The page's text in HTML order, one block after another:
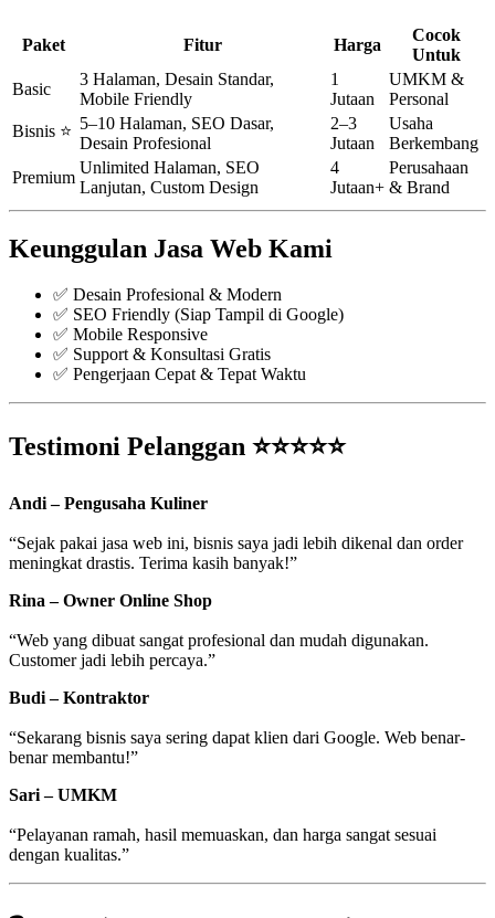
Paket Fitur Harga
Cocok
Untuk
Basic
3 Halaman, Desain Standar,
Mobile Friendly
1
Jutaan
UMKM &
Personal
Bisnis ⭐ 5–10 Halaman, SEO Dasar,
Desain Profesional
2–3
Jutaan
Usaha
Berkembang
Premium
Unlimited Halaman, SEO
Lanjutan, Custom Design
4
Jutaan+
Perusahaan
& Brand
Keunggulan Jasa Web Kami
✅ Desain Profesional & Modern
✅ SEO Friendly (Siap Tampil di Google)
✅ Mobile Responsive
✅ Support & Konsultasi Gratis
✅ Pengerjaan Cepat & Tepat Waktu
Testimoni Pelanggan ⭐⭐⭐⭐⭐
Andi – Pengusaha Kuliner
“Sejak pakai jasa web ini, bisnis saya jadi lebih dikenal dan order
meningkat drastis. Terima kasih banyak!”
Rina – Owner Online Shop
“Web yang dibuat sangat profesional dan mudah digunakan.
Customer jadi lebih percaya.”
Budi – Kontraktor
“Sekarang bisnis saya sering dapat klien dari Google. Web benar-
benar membantu!”
Sari – UMKM
“Pelayanan ramah, hasil memuaskan, dan harga sangat sesuai
dengan kualitas.”